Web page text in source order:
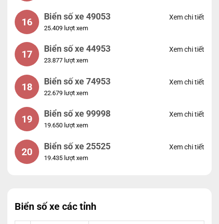
16 Biển số xe 49053
25.409 lượt xem
Xem chi tiết
17 Biển số xe 44953
23.877 lượt xem
Xem chi tiết
18 Biển số xe 74953
22.679 lượt xem
Xem chi tiết
19 Biển số xe 99998
19.650 lượt xem
Xem chi tiết
20 Biển số xe 25525
19.435 lượt xem
Xem chi tiết
Biển số xe các tỉnh